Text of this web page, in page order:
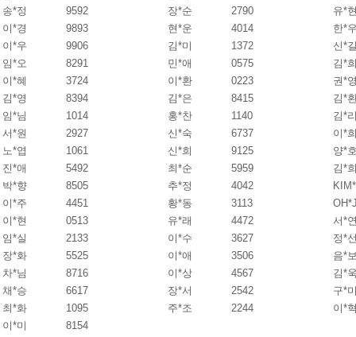
송*정
9592 장*순 2790
유*
이*경
9893 현*운 4014
한*
이*우
9906 김*미 1372
신*
임*오
8291 민*애 0575
김*
이*혜
3724 이*환 0223
권*
김*영
8394 김*은 8415
김*
임*님
1014 홍*찬 1140
김*
서*원
2927 신*숙 6737
이*
노*엽
1061 신*희 9125
양*
진*애
5492 최*순 5959
김*
박*향
8505 추*정 4042
이*주
4451 황*동 3113
이*현
0513 유*래 4472
서*
임*실
2133 이*수 3627
정*
장*화
5525 이*애 3506
음*
차*님
8716 이*상 4567
김*
채*승
6617 장*서 2542
구*
최*화
1095 주*조 2244
이*
이*미
8154